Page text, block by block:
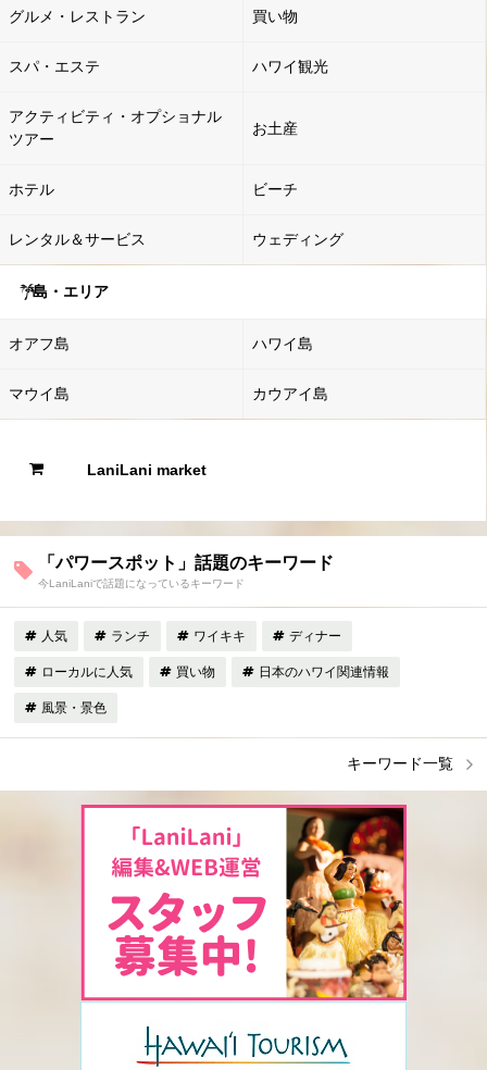
グルメ・レストラン 買い物
スパ・エステ ハワイ観光
アクティビティ・オプショナル
ツアー
お土産
ホテル ビーチ
レンタル＆サービス ウェディング
島・エリア
オアフ島 ハワイ島
マウイ島 カウアイ島
LaniLani market
「パワースポット」話題のキーワード
今LaniLaniで話題になっているキーワード
人気 ランチ ワイキキ ディナー
ローカルに人気 買い物 日本のハワイ関連情報
風景・景色
キーワード一覧